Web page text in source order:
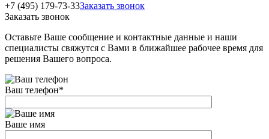
+7 (495) 179-73-33Заказать звонок
Заказать звонок
Оставьте Ваше сообщение и контактные данные и наши
специалисты свяжутся с Вами в ближайшее рабочее время для
решения Вашего вопроса.
Ваш телефон*
Ваше имя